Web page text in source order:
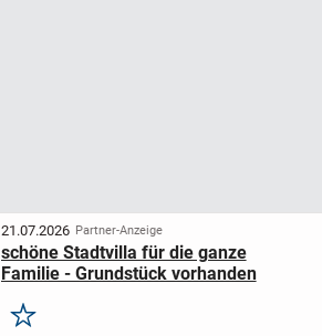
21.07.2026 Partner-Anzeige
schöne Stadtvilla für die ganze
Familie - Grundstück vorhanden
Merken